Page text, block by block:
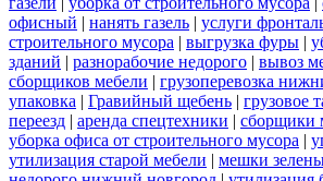
офисный | нанять газель | услуги
строительного мусора | выгрузка фуры |
зданий | разнорабочие недорого | вывоз
сборщиков мебели | грузоперевозка
упаковка | Гравийный щебень | грузовое
переезд | аренда спецтехники | сборщики
уборка офиса от строительного мусора |
утилизация старой мебели | мешки